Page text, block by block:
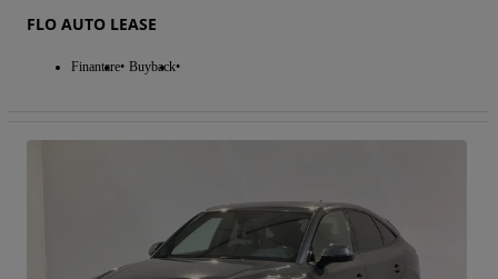
FLO AUTO LEASE
Finantare Buyback